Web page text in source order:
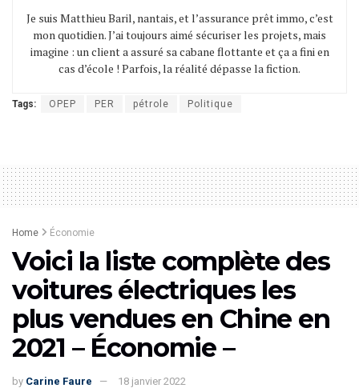
Je suis Matthieu Baril, nantais, et l’assurance prêt immo, c’est
mon quotidien. J’ai toujours aimé sécuriser les projets, mais
imagine : un client a assuré sa cabane flottante et ça a fini en
cas d’école ! Parfois, la réalité dépasse la fiction.
Tags: OPEP PER pétrole Politique
Home Économie
Voici la liste complète des
voitures électriques les
plus vendues en Chine en
2021 – Économie –
by Carine Faure 18 janvier 2022